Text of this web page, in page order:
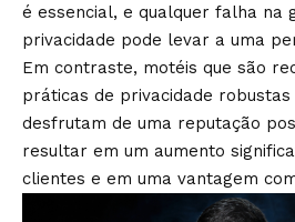
é essencial, e qualquer falha na
privacidade pode levar a uma
Em contraste, motéis que são
práticas de privacidade
desfrutam de uma reputação
resultar em um aumento
clientes e em uma vantagem